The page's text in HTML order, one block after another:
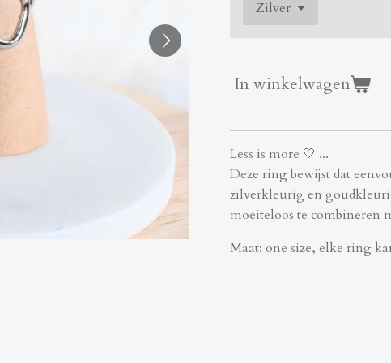
In winkelwagen
Less is more 🤍 ...
Deze ring bewijst dat
zilverkleurig en
moeiteloos te combineren
Maat: one size, elke ring